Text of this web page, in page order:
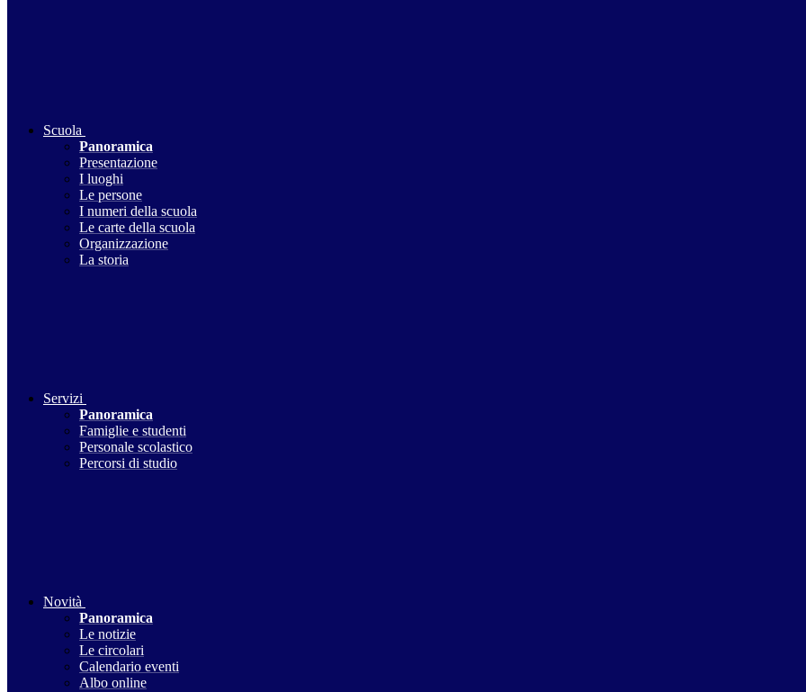
Scuola
Panoramica
Presentazione
I luoghi
Le persone
I numeri della scuola
Le carte della scuola
Organizzazione
La storia
Servizi
Panoramica
Famiglie e studenti
Personale scolastico
Percorsi di studio
Novità
Panoramica
Le notizie
Le circolari
Calendario eventi
Albo online